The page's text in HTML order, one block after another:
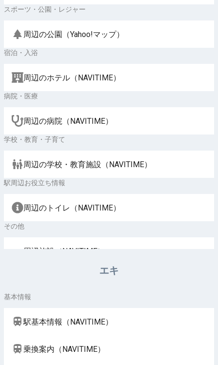
スポーツ・公園・レジャー
周辺の公園（Yahoo!マップ）
宿泊・入浴
周辺のホテル（NAVITIME）
病院・医療
周辺の病院（NAVITIME）
学校・教育・子育て
周辺の学校・教育施設（NAVITIME）
駅周辺お役立ち情報
周辺のトイレ（NAVITIME）
その他
周辺施設（NAVITIME）
エキ
基本情報
駅基本情報（NAVITIME）
乗換案内（NAVITIME）